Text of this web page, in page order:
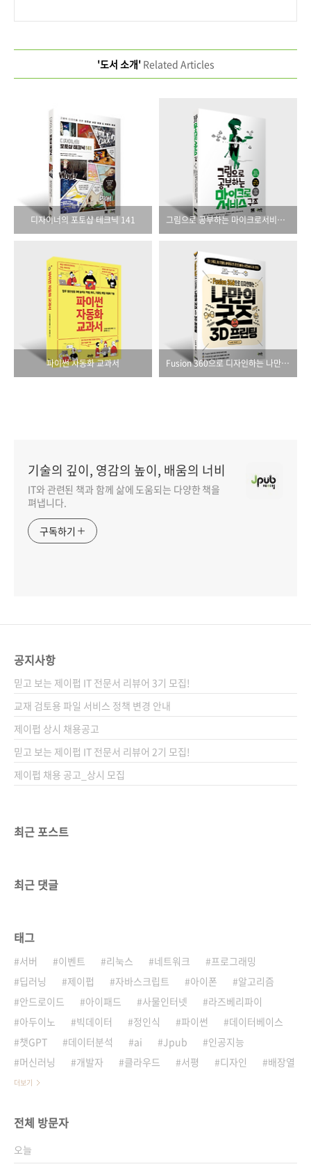
'도서 소개'Related Articles
디자이너의 포토샵 테크닉 141 그림으로 공부하는 마이크로서비스 구조
파이썬 자동화 교과서 Fusion 360으로 디자인하는 나만의 굿즈 with 3D 프린팅
기술의 깊이, 영감의 높이, 배움의 너비
IT와 관련된 책과 함께 삶에 도움되는 다양한 책을
펴냅니다.
구독하기
공지사항
믿고 보는 제이펍 IT 전문서 리뷰어 3기 모집!
교재 검토용 파일 서비스 정책 변경 안내
제이펍 상시 채용공고
믿고 보는 제이펍 IT 전문서 리뷰어 2기 모집!
제이펍 채용 공고_상시 모집
최근 포스트
최근 댓글
태그
서버 이벤트 리눅스 네트워크
프로그래밍
딥러닝
제이펍 자바스크립트 아이폰
알고리즘
안드로이드
아이패드 사물인터넷
라즈베리파이
아두이노
빅데이터 정인식 파이썬
데이터베이스
챗GPT
데이터분석 ai Jpub
인공지능
머신러닝
개발자 클라우드 서평 디자인 배장열
더보기
전체 방문자
오늘